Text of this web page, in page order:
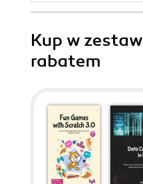
Kup w
rabatem